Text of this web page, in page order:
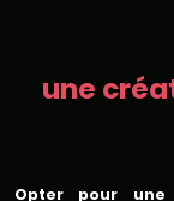
une
Opter pour